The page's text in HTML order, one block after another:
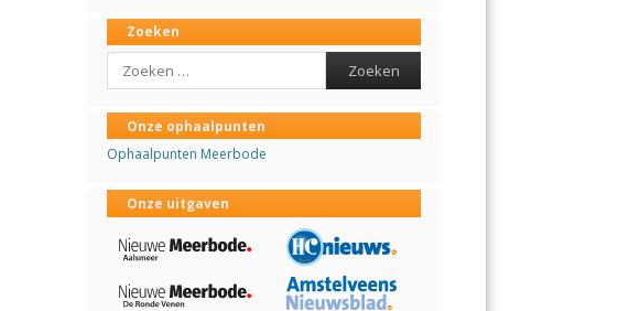
Zoeken
Search
Onze ophaalpunten
Ophaalpunten Meerbode
Onze uitgaven